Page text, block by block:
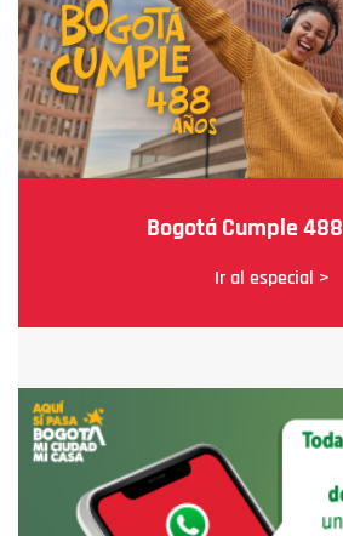
Bogotá Cumple
Ir al especial >